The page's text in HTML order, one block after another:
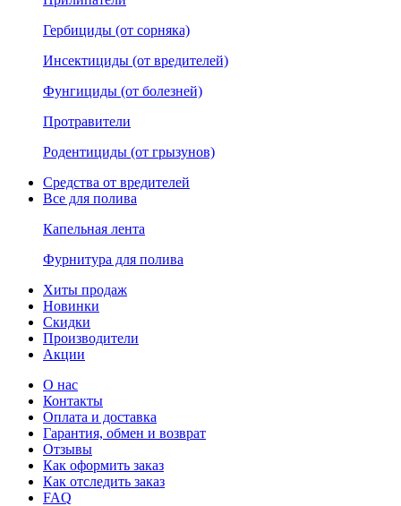
Гербициды (от сорняка)
Инсектициды (от вредителей)
Фунгициды (от болезней)
Протравители
Родентициды (от грызунов)
Средства от вредителей
Все для полива
Капельная лента
Фурнитура для полива
Хиты продаж
Новинки
Скидки
Производители
Акции
О нас
Контакты
Оплата и доставка
Гарантия, обмен и возврат
Отзывы
Как оформить заказ
Как отследить заказ
FAQ